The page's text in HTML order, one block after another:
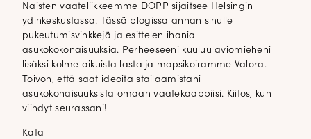
Naisten vaateliikkeemme DOPP sijaitsee Helsingin
ydinkeskustassa. Tässä blogissa annan sinulle
pukeutumisvinkkejä ja esittelen ihania
asukokokonaisuuksia. Perheeseeni kuuluu aviomieheni
lisäksi kolme aikuista lasta ja mopsikoiramme Valora.
Toivon, että saat ideoita stailaamistani
asukokonaisuuksista omaan vaatekaappiisi. Kiitos, kun
viihdyt seurassani!
Kata